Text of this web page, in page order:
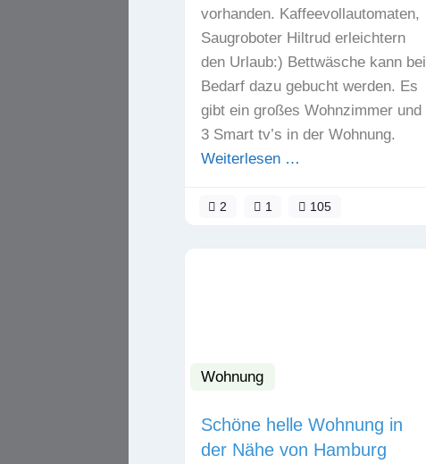
vorhanden. Kaffeevollautomaten,
Saugroboter Hiltrud erleichtern
den Urlaub:) Bettwäsche kann bei
Bedarf dazu gebucht werden. Es
gibt ein großes Wohnzimmer und
3 Smart tv’s in der Wohnung.
Weiterlesen …
2 1 105
Wohnung
Schöne helle Wohnung in
der Nähe von Hamburg